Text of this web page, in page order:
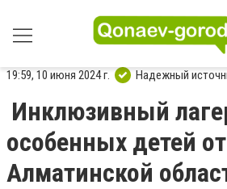
19:59, 10 июня 2024 г. Надежный
Инклюзивный
особенных детей
Алматинской